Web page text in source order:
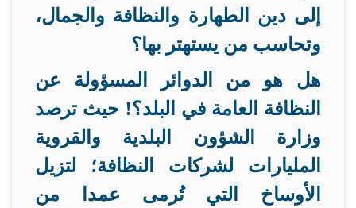
إلى دين الطهارة والنظافة والجمال،
وتحاسب من يستهتر بها؟
هل هو من الدوائر المسؤولة عن
النظافة العامة في البلد؟! حيث ترصد
وزارة الشؤون البلدية والقروية
المليارات لشركات النظافة؛ لتزيل
الأوساخ التي تُرمى عمدا من